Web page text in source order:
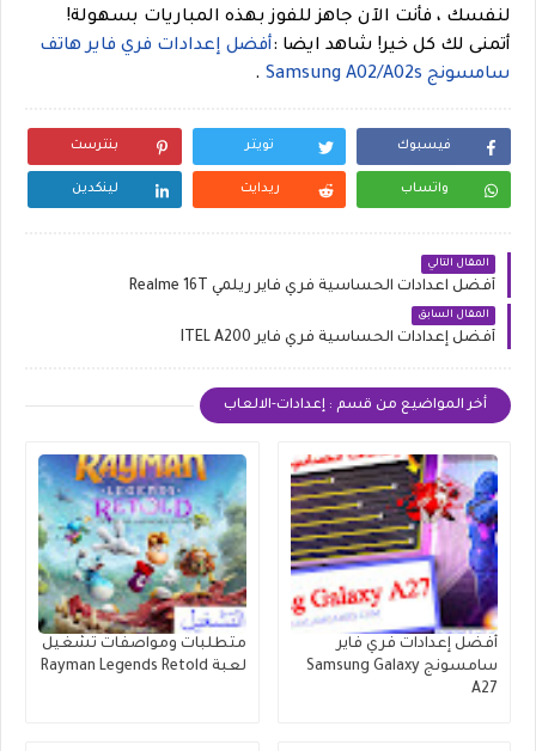
لنفسك ، فأنت الآن جاهز للفوز بهذه المباريات بسهولة!
أتمنى لك كل خير! شاهد ايضا :أفضل إعدادات فري فاير هاتف
سامسونج Samsung A02/A02s
.
فيسبوك تويتر بنترست
واتساب ريدايت لينكدين
المقال التالي
أفضل اعدادات الحساسية فري فاير ريلمي Realme 16T
المقال السابق
أفضل إعدادات الحساسية فري فاير ITEL A200
أخر المواضيع من قسم : إعدادات-الالعاب
أفضل إعدادات فري فاير
سامسونج Samsung Galaxy
A27
متطلبات ومواصفات تشغيل
لعبة Rayman Legends Retold